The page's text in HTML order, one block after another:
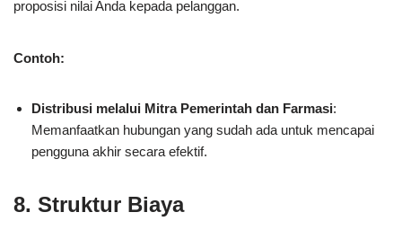
proposisi nilai Anda kepada pelanggan.
Contoh:
Distribusi melalui Mitra Pemerintah dan Farmasi:
Memanfaatkan hubungan yang sudah ada untuk mencapai
pengguna akhir secara efektif.
8. Struktur Biaya